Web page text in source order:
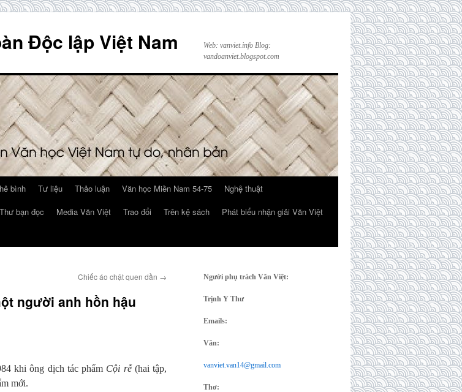
Độc lập Việt Nam
Web: vanviet.info Blog:
vandoanviet.blogspot.com
bình Tư liệu Thảo luận Văn học Miền Nam 54-75
Nghệ thuật
Thư bạn đọc Media Văn Việt Trao đổi Trên kệ sách
Phát biểu nhận giải Văn Việt
Chiếc áo chật quen dần →
người anh hồn hậu
khi ông dịch tác phẩm Cội rễ(hai tập,
mới.
Người phụ trách Văn Việt:
Trịnh Y Thư
Emails:
Văn:
vanviet.van14@gmail.com
Thơ: